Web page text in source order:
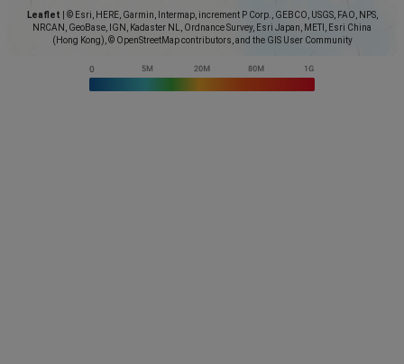
Leaflet
© Esri, HERE, Garmin, Intermap, increment P Corp., GEBCO, USGS, FAO, NPS,
NRCAN, GeoBase, IGN, Kadaster NL, Ordnance Survey, Esri Japan, METI, Esri China
(Hong Kong), © OpenStreetMap contributors, and the GIS User Community